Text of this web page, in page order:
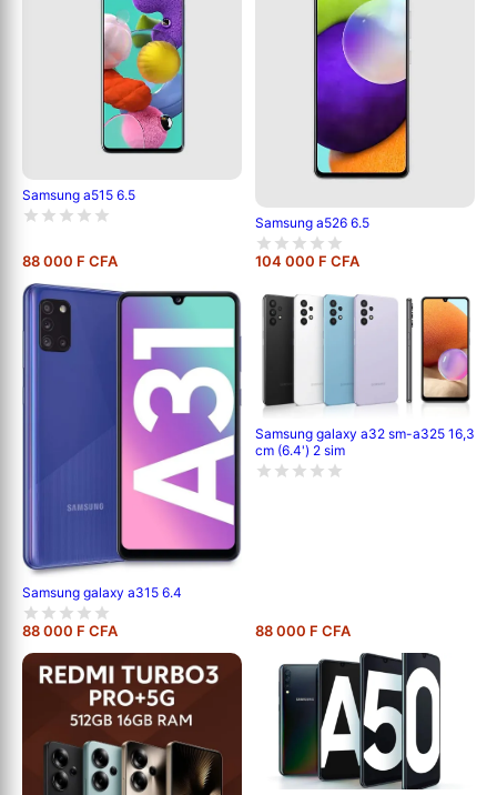
Samsung a515 6.5
88 000 F CFA
Samsung a526 6.5
104 000 F CFA
Samsung galaxy a315 6.4
88 000 F CFA
Samsung galaxy a32 sm-a325 16,3
cm (6.4') 2 sim
88 000 F CFA